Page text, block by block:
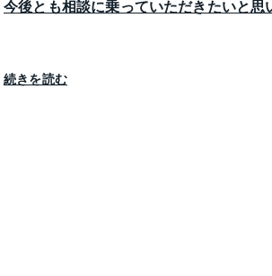
今後とも相談に乗っていただきたいと思
続きを読む